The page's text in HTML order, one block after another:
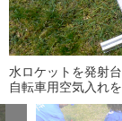
水ロケットを発射
自転車用空気入れ